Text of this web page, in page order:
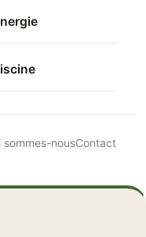
sommes-nousContact
font
recettes
!